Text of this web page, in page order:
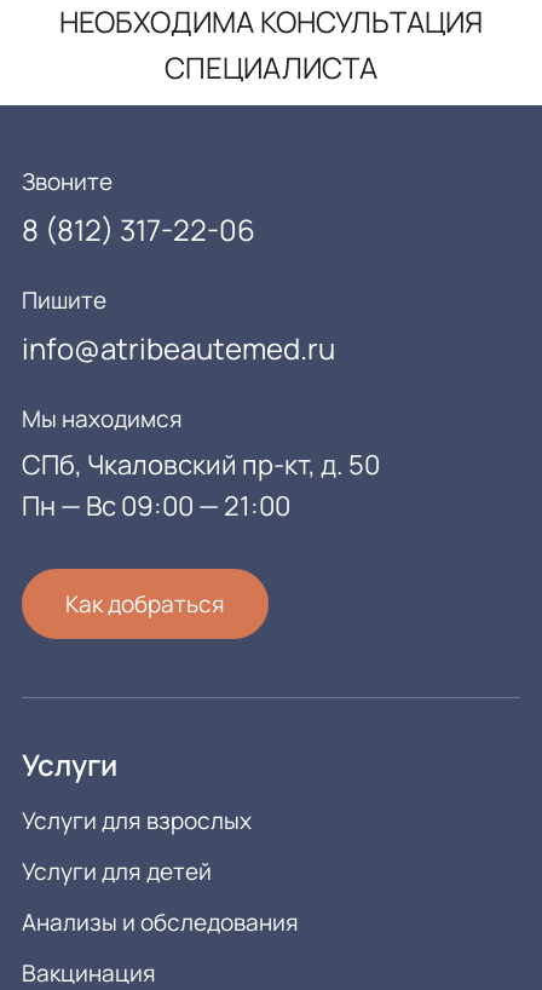
НЕОБХОДИМА КОНСУЛЬТАЦИЯ
СПЕЦИАЛИСТА
Звоните
8 (812) 317-22-06
Пишите
info@atribeautemed.ru
Мы находимся
СПб, Чкаловский пр-кт, д. 50
Пн — Вс 09:00 — 21:00
Как добраться
Услуги
Услуги для взрослых
Услуги для детей
Анализы и обследования
Вакцинация